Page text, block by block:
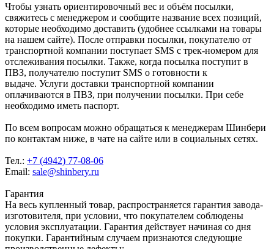
Чтобы узнать ориентировочный вес и объём посылки,
свяжитесь с менеджером и сообщите название всех позиций,
которые необходимо доставить (удобнее ссылками на товары
на нашем сайте). После отправки посылки, покупателю от
транспортной компании поступает SMS с трек-номером для
отслеживания посылки. Также, когда посылка поступит в
ПВЗ, получателю поступит SMS о готовности к
выдаче. Услуги доставки транспортной компании
оплачиваются в ПВЗ, при получении посылки. При себе
необходимо иметь паспорт.
По всем вопросам можно обращаться к менеджерам Шинбери
по контактам ниже, в чате на сайте или в социальных сетях.
Тел.: +7 (4942) 77-08-06
Email: sale@shinbery.ru
Гарантия
На весь купленный товар, распространяется гарантия завода-
изготовителя, при условии, что покупателем соблюдены
условия эксплуатации. Гарантия действует начиная со дня
покупки. Гарантийным случаем признаются следующие